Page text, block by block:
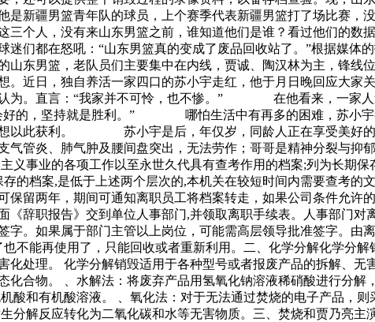
新疆男篮青年队的球员，上个赛季代表新疆男篮打了场比赛，
个人，没有来山东男篮之前，谁知道他们是谁？看过他们的数
们都在怒吼：“山东男篮真的变成了废品回收站了。”根据媒体
东男篮，老队员们主要集中在内线，贾诚、陶汉林为主，锋线
想。近日，独自养活一家四口的苏小宇走红，他于月日晚回
认为。直言：“我家并不可怜，也不惨。” 在他看来，一家人
好的，坚持就是胜利。” 哪怕生活中有再多的困难，苏小宇
想以此获利。 苏小宇是后，年仅岁，同龄人正在享受美好的
、肺气肿及腰间盘突出，无法劳作；哥哥是精神分裂与抑郁
事业的各项工作以至永世久代具有查考作用的档案;列为长期保
的档案,是低于上述两个层次的,本机关在较短时间内需要查考的
留两年，期间可通知离职员工将档案转走，如果公司条件允许
辞职报告》交到单位人事部门,并领取离职手续表。人事部门对
。如果属于部门主管以上岗位，可能需高层领导批准签字。由
不能再使用了，只能回收或者重新利用。二、化学分解化学分
处理。 化学分解销毁适用于各种型号或者报废产品的拆解、无
合物。 、水解法：将废弃产品用氢氧化钠溶液稀硝酸进行分解
和有机酸溶液。 、氧化法：对于无法通过焚烧的电子产品，
解反应转化为二氧化碳和水等无害物质。三、焚烧和贾乃亮主